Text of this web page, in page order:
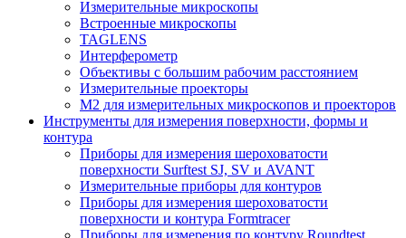
Измерительные микроскопы
Встроенные микроскопы
TAGLENS
Интерферометр
Объективы с большим рабочим расстоянием
Измерительные проекторы
M2 для измерительных микроскопов и проекторов
Инструменты для измерения поверхности, формы и
контура
Приборы для измерения шероховатости
поверхности Surftest SJ, SV и AVANT
Измерительные приборы для контуров
Приборы для измерения шероховатости
поверхности и контура Formtracer